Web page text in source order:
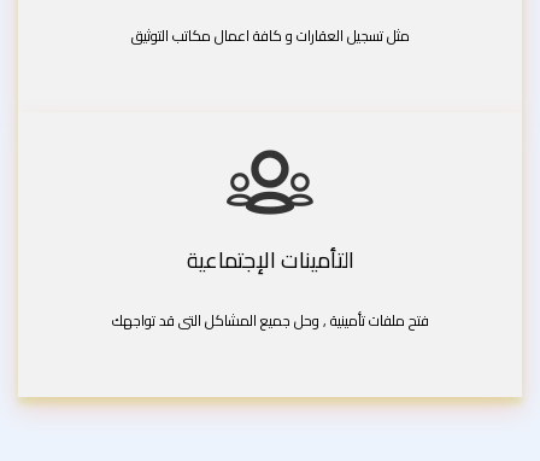
مثل تسجيل العقارات و كافة اعمال مكاتب التوثيق
التأمينات الإجتماعية
فتح ملفات تأمينية , وحل جميع المشاكل التى قد تواجهك